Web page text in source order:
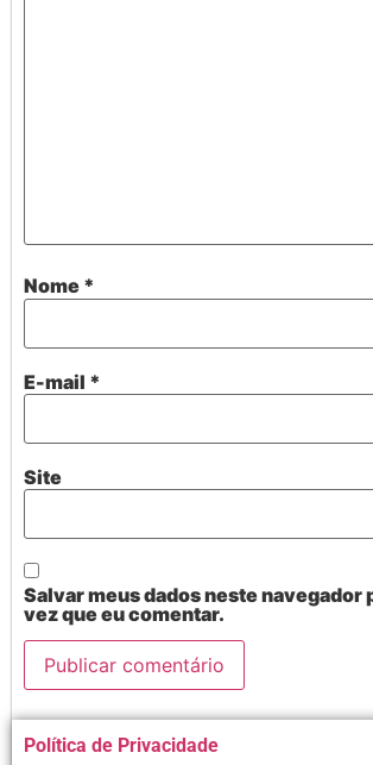
Nome *
E-mail *
Site
Salvar meus dados neste navegador
vez que eu comentar.
Alternative:
Política de Privacidade